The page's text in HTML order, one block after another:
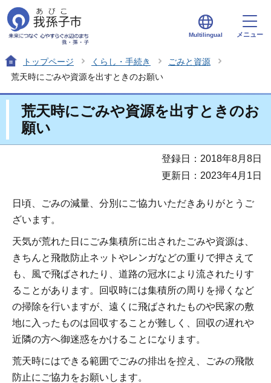
Multilingual メニュー
トップページ くらし・手続き
ごみと資源
荒天時にごみや資源を出すときのお願い
荒天時にごみや資源を出すときのお
願い
登録日：2018年8月8日
更新日：2023年4月1日
日頃、ごみの減量、分別にご協力いただきありがとうご
ざいます。
天気が荒れた日にごみ集積所に出されたごみや資源は、
きちんと飛散防止ネットやレンガなどの重りで押さえて
も、風で飛ばされたり、道路の冠水により流されたりす
ることがあります。回収時には集積所の周りを掃くなど
の掃除を行いますが、遠くに飛ばされたものや民家の敷
地に入ったものは回収することが難しく、回収の遅れや
近隣の方へ御迷惑をかけることになります。
荒天時にはできる範囲でごみの排出を控え、ごみの飛散
防止にご協力をお願いします。